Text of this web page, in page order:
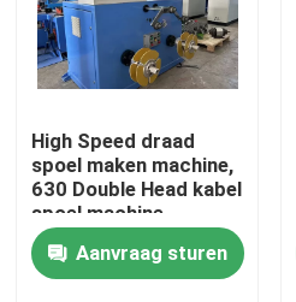
Thuis
High Speed draad
spoel maken machine,
630 Double Head kabel
spoel machine
Aanvraag sturen